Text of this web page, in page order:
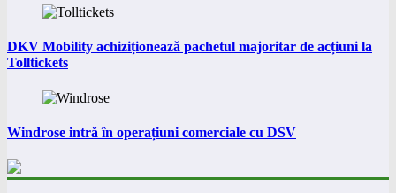
DKV Mobility achiziționează pachetul majoritar de acțiuni la
Tolltickets
Windrose intră în operațiuni comerciale cu DSV